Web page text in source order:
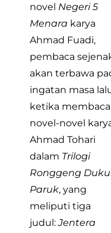
novel Negeri 5
Menara karya
Ahmad Fuadi,
pembaca
akan terbawa
ingatan masa
ketika membaca
novel-novel
Ahmad Tohari
dalam Trilogi
Ronggeng
Paruk, yang
meliputi tiga
judul:Jentera